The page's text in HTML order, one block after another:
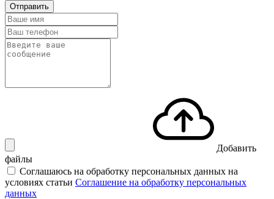
Отправить
Добавить
файлы
Соглашаюсь на обработку персональных данных на
условиях статьи Соглашение на обработку персональных
данных